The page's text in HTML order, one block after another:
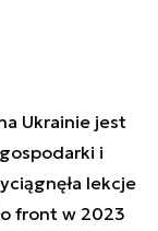
Ukrainie jest
i
lekcje
front w 2023